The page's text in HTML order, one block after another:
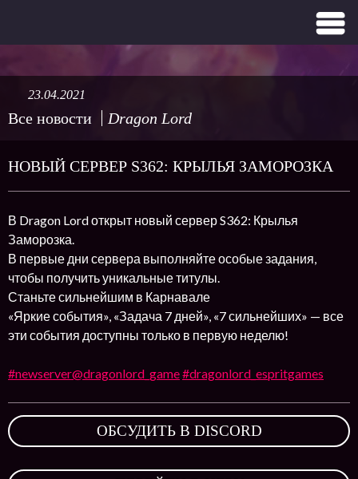
Все новости Dragon Lord
23.04.2021
НОВЫЙ СЕРВЕР S362: КРЫЛЬЯ ЗАМОРОЗКА
В Dragon Lord открыт новый сервер S362: Крылья
Заморозка.
В первые дни сервера выполняйте особые задания,
чтобы получить уникальные титулы.
Станьте сильнейшим в Карнавале
«Яркие события», «Задача 7 дней», «7 сильнейших» — все
эти события доступны только в первую неделю!
#newserver@dragonlord_game#dragonlord_espritgames
ОБСУДИТЬ В DISCORD